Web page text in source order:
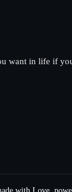
want in life if
with Love,